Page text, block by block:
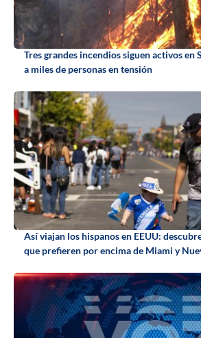
Tres grandes incendios siguen activos en
a miles de personas en tensión
Así viajan los hispanos en EEUU:
que prefieren por encima de Miami y